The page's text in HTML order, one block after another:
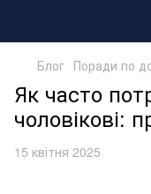
Блог Поради по
Як часто
чоловікові:
15 квітня 2025